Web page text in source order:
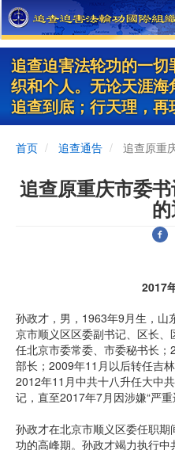
Skip
to
main
content
追查迫害法轮功的一切
织和个人。无论天涯
追查到底；行天理，再
首页 追查通告 追查原重
追查原重庆市委
2017
孙政才，男，1963年9月生，
京市顺义区区委副书记、区长
任北京市委常委、市委秘书长
部长；2009年11月以后转任吉
2012年11月中共十八升任大中
记，直至2017年7月因涉嫌“严重
孙政才在北京市顺义区委任职
功的高峰期。孙政才竭力执行